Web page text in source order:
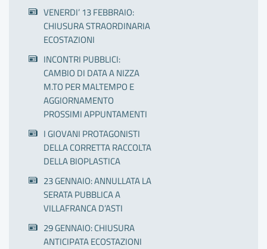
VENERDI’ 13 FEBBRAIO:
CHIUSURA STRAORDINARIA
ECOSTAZIONI
INCONTRI PUBBLICI:
CAMBIO DI DATA A NIZZA
M.TO PER MALTEMPO E
AGGIORNAMENTO
PROSSIMI APPUNTAMENTI
I GIOVANI PROTAGONISTI
DELLA CORRETTA RACCOLTA
DELLA BIOPLASTICA
23 GENNAIO: ANNULLATA LA
SERATA PUBBLICA A
VILLAFRANCA D’ASTI
29 GENNAIO: CHIUSURA
ANTICIPATA ECOSTAZIONI